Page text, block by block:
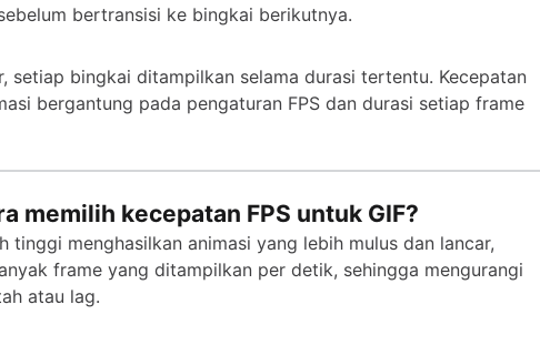
bertransisi ke bingkai berikutnya.
setiap bingkai ditampilkan selama durasi tertentu. Kecepatan
bergantung pada pengaturan FPS dan durasi setiap frame
memilih kecepatan FPS untuk GIF?
tinggi menghasilkan animasi yang lebih mulus dan lancar,
frame yang ditampilkan per detik, sehingga mengurangi
atau lag.